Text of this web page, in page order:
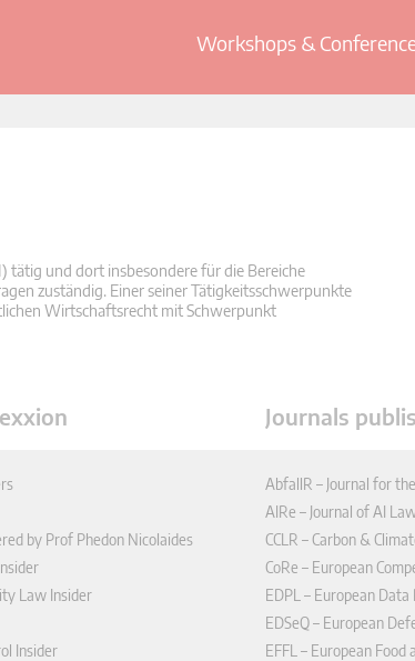
Workshops &
tätig und dort insbesondere für die Bereiche
zuständig. Einer seiner Tätigkeitsschwerpunkte
Wirtschaftsrecht mit Schwerpunkt
by Prof Phedon Nicolaides
Law Insider
Insider
Journals
AbfallR – Journal for
AIRe – Journal of AI
CCLR – Carbon &
CoRe – European
EDPL – European
EDSeQ – European
EFFL – European